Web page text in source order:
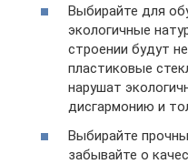
Выбирайте для
экологичные
строении будут
пластиковые
нарушат
дисгармонию и
Выбирайте
забывайте о